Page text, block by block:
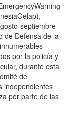
septiembre
de Defensa de la
por la policía y
durante esta
de
independientes
por parte de las